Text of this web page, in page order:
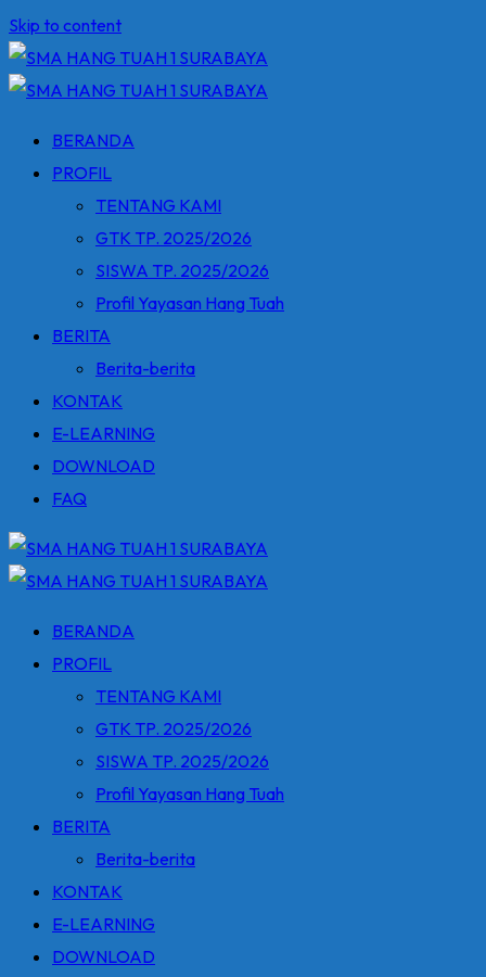
Skip to content
BERANDA
PROFIL
TENTANG KAMI
GTK TP. 2025/2026
SISWA TP. 2025/2026
Profil Yayasan Hang Tuah
BERITA
Berita-berita
KONTAK
E-LEARNING
DOWNLOAD
FAQ
BERANDA
PROFIL
TENTANG KAMI
GTK TP. 2025/2026
SISWA TP. 2025/2026
Profil Yayasan Hang Tuah
BERITA
Berita-berita
KONTAK
E-LEARNING
DOWNLOAD